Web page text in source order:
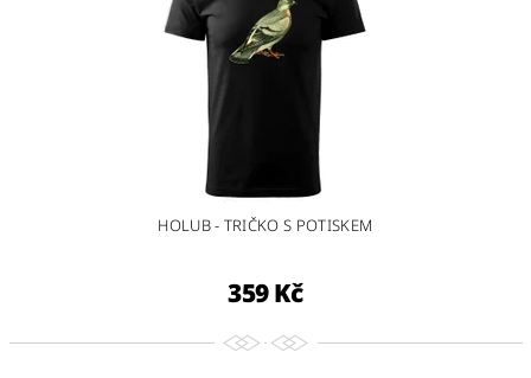
HOLUB - TRIČKO S POTISKEM
359 Kč